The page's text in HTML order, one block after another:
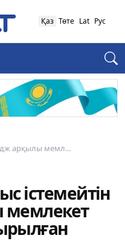
Қаз Төте Lat Рус
арқылы мемл...
істемейтін
мемлекет